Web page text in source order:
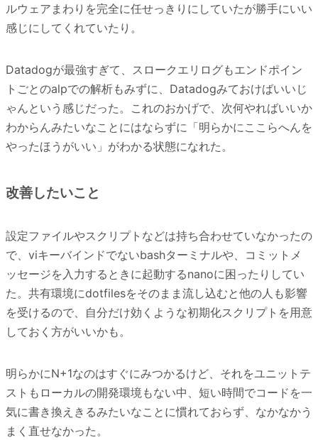
ルウェアまわりを完全に任せっきりにしていたが勝手にいい
感じにしてくれていたり。
Datadogが最強すぎて、スロークエリログもエンドポイン
トごとのalpでの解析もみずに、Datadogみておけばいいじ
ゃんという感じだった。これのおかげで、次何やればいいか
わからんみたいなことにはならずに「明らかにここらへんを
やったほうがいい」がわかる状態になれた。
改善したいこと
設定ファイルやスクリプトなどは持ち合わせていなかったの
で、viキーバインドでないbashターミナルや、コミットメ
ッセージを入力するときに起動するnanoに困ったりしてい
た。共有環境にdotfilesをそのまま流し込むと他の人も影響
を受けるので、自分だけ効くような初期化スクリプトを用意
しておく方がいいかも。
明らかにN+1なのはすぐにみつかるけど、それをユニットテ
ストもローカルの開発環境もない中、短い時間でコードを一
気に書き換えきるみたいなことに慣れておらず、なかなかう
まく直せなかった。